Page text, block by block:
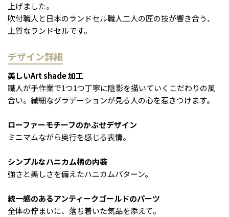
上げました。
吹付職人と日本のランドセル職人――二人の匠の技が響き合う、
上質なランドセルです。
デザイン詳細
美しいArt shade 加工
職人が手作業で1つ1つ丁寧に陰影を描いていくこだわりの風
合い。繊細なグラデーションが見る人の心を惹きつけます。
ローファーモチーフのかぶせデザイン
ミニマムながら奥行を感じる表情。
シンプルなハニカム柄の内装
強さと美しさを備えたハニカムパターン。
統一感のあるアンティークゴールドのパーツ
全体の佇まいに、落ち着いた気品を添えて。